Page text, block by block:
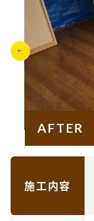
AFTER
施工内容